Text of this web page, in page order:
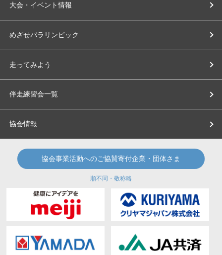
大会・イベント情報
めざせパラリンピック
走ってみよう
伴走練習会一覧
協会情報
協会事業活動へのご協賛寄付企業・団体さま
順不同・敬称略